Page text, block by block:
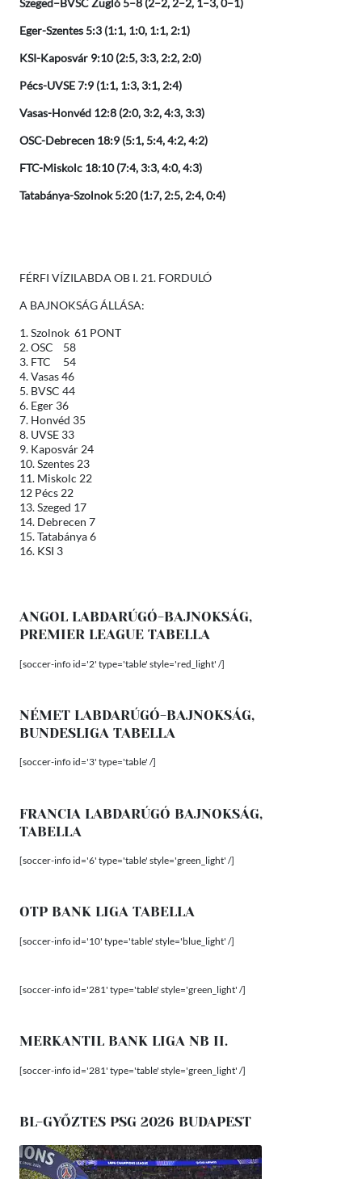
Eger-Szentes 5:3 (1:1, 1:0, 1:1, 2:1)
KSI-Kaposvár 9:10 (2:5, 3:3, 2:2, 2:0)
Pécs-UVSE 7:9 (1:1, 1:3, 3:1, 2:4)
Vasas-Honvéd 12:8 (2:0, 3:2, 4:3, 3:3)
OSC-Debrecen 18:9 (5:1, 5:4, 4:2, 4:2)
FTC-Miskolc 18:10 (7:4, 3:3, 4:0, 4:3)
Tatabánya-Szolnok 5:20 (1:7, 2:5, 2:4, 0:4)
FÉRFI VÍZILABDA OB I. 21. FORDULÓ
A BAJNOKSÁG ÁLLÁSA:
1. Szolnok 61 PONT
2. OSC 58
3. FTC 54
4. Vasas 46
5. BVSC 44
6. Eger 36
7. Honvéd 35
8. UVSE 33
9. Kaposvár 24
10. Szentes 23
11. Miskolc 22
12 Pécs 22
13. Szeged 17
14. Debrecen 7
15. Tatabánya 6
16. KSI 3
ANGOL LABDARÚGÓ-BAJNOKSÁG,
PREMIER LEAGUE TABELLA
[soccer-info id='2' type='table' style='red_light' /]
NÉMET LABDARÚGÓ-BAJNOKSÁG,
BUNDESLIGA TABELLA
[soccer-info id='3' type='table' /]
FRANCIA LABDARÚGÓ BAJNOKSÁG,
TABELLA
[soccer-info id='6' type='table' style='green_light' /]
OTP BANK LIGA TABELLA
[soccer-info id='10' type='table' style='blue_light' /]
[soccer-info id='281' type='table' style='green_light' /]
MERKANTIL BANK LIGA NB II.
[soccer-info id='281' type='table' style='green_light' /]
BL-GYŐZTES PSG 2026 BUDAPEST